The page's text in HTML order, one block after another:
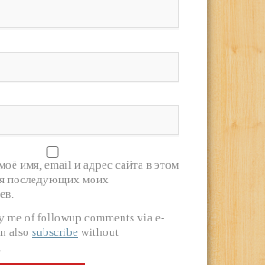
имя, email и адрес сайта в этом
последующих моих
me of followup comments via e-
also subscribe without